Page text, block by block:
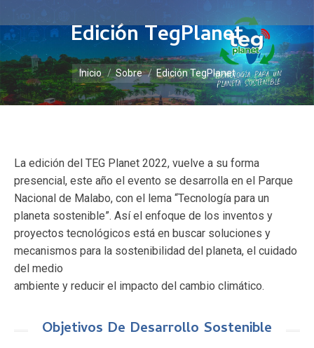
Edición TegPlanet
Estás aquí:
Inicio Sobre Edición TegPlanet
La edición del TEG Planet 2022, vuelve a su forma
presencial, este año el evento se desarrolla en el Parque
Nacional de Malabo, con el lema “Tecnología para un
planeta sostenible”. Así el enfoque de los inventos y
proyectos tecnológicos está en buscar soluciones y
mecanismos para la sostenibilidad del planeta, el cuidado
del medio
ambiente y reducir el impacto del cambio climático.
Objetivos De Desarrollo Sostenible